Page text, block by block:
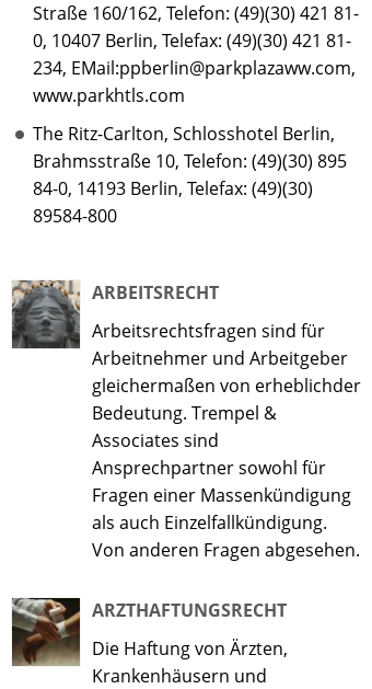
Straße 160/162, Telefon: (49)(30) 421 81-
0, 10407 Berlin, Telefax: (49)(30) 421 81-
234, EMail:ppberlin@parkplazaww.com,
www.parkhtls.com
The Ritz-Carlton, Schlosshotel Berlin,
Brahmsstraße 10, Telefon: (49)(30) 895
84-0, 14193 Berlin, Telefax: (49)(30)
89584-800
ARBEITSRECHT
Arbeitsrechtsfragen sind für
Arbeitnehmer und Arbeitgeber
gleichermaßen von erheblichder
Bedeutung. Trempel &
Associates sind
Ansprechpartner sowohl für
Fragen einer Massenkündigung
als auch Einzelfallkündigung.
Von anderen Fragen abgesehen.
ARZTHAFTUNGSRECHT
Die Haftung von Ärzten,
Krankenhäusern und